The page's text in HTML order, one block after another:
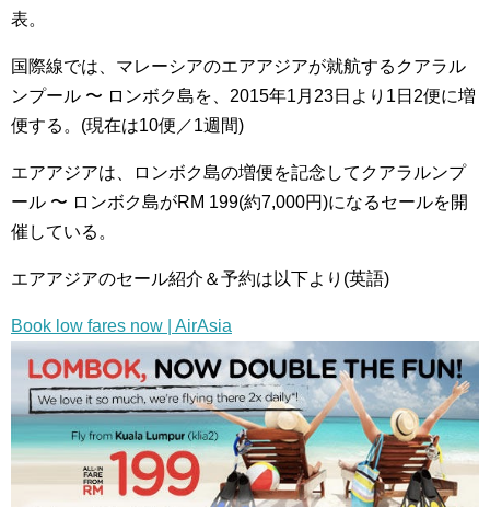
表。
国際線では、マレーシアのエアアジアが就航するクアラル
ンプール 〜 ロンボク島を、2015年1月23日より1日2便に増
便する。(現在は10便／1週間)
エアアジアは、ロンボク島の増便を記念してクアラルンプ
ール 〜 ロンボク島がRM 199(約7,000円)になるセールを開
催している。
エアアジアのセール紹介＆予約は以下より(英語)
Book low fares now | AirAsia